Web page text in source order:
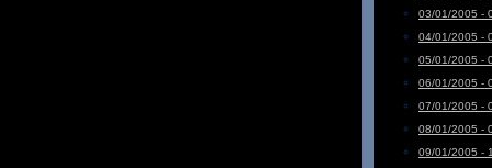
03/01/2005 -
04/01/2005 -
05/01/2005 -
06/01/2005 -
07/01/2005 -
08/01/2005 -
09/01/2005 -